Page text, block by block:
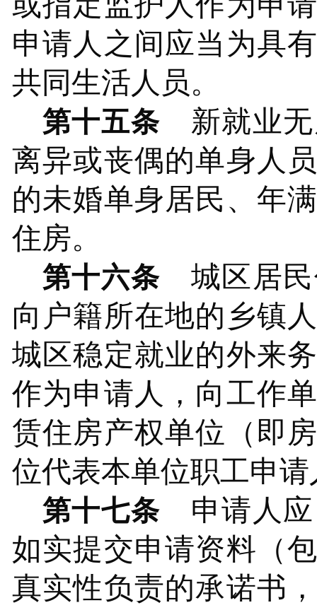
申请人之间应当为具
共同生活人员。
第十五条
新就业
离异或丧偶的单身人
的未婚单身居民、年
住房。
第十六条
城区居
向户籍所在地的 乡镇
城区稳定就业的外来
作为申请人，向工作
赁住房产权单位（即
位代表本单位职工申
第十七条
申请人
如实提交申请资料（
真实性负责的承诺书